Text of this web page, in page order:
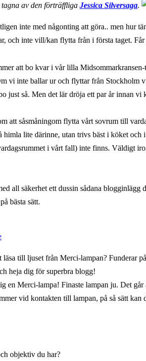
av den förträffliga Jessica Silversaga.
inte med någonting att göra.. men hur
och inte vill/kan flytta från i första taget.
att bo kvar i vår lilla Midsommarkransen-
vi inte ballar ur och flyttar från
just så. Men det lär dröja ett par år innan
att såsmåningom flytta vårt sovrum till
himla lite därinne, utan trivs bäst i köket och
i vårt fall) inte finns. Väldigt
all säkerhet ett dussin sådana
bästa sätt.
till ljuset från Merci-lampan? Funderar
heja dig för superbra blogg!
en Merci-lampa! Finaste lampan ju. Det
vid kontakten till lampan, på så sätt
objektiv du har?